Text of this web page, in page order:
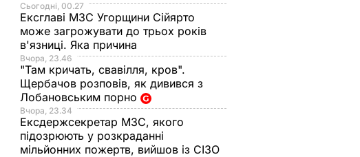
Сьогодні, 00.27
Ексглаві МЗС Угорщини Сійярто
може загрожувати до трьох років
в'язниці. Яка причина
Вчора, 23.46
"Там кричать, свавілля, кров".
Щербачов розповів, як дивився з
Лобановським порно
Вчора, 23.34
Ексдержсекретар МЗС, якого
підозрюють у розкраданні
мільйонних пожертв, вийшов із СІЗО